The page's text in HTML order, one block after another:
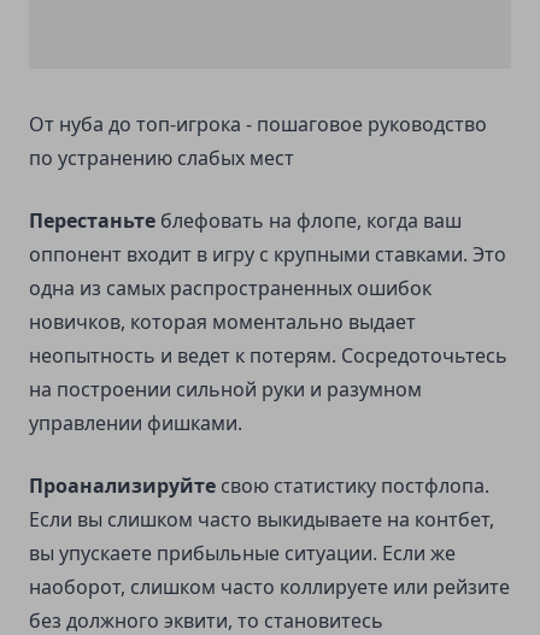
От нуба до топ-игрока - пошаговое руководство
по устранению слабых мест
Перестаньте блефовать на флопе, когда ваш
оппонент входит в игру с крупными ставками. Это
одна из самых распространенных ошибок
новичков, которая моментально выдает
неопытность и ведет к потерям. Сосредоточьтесь
на построении сильной руки и разумном
управлении фишками.
Проанализируйте свою статистику постфлопа.
Если вы слишком часто выкидываете на контбет,
вы упускаете прибыльные ситуации. Если же
наоборот, слишком часто коллируете или рейзите
без должного эквити, то становитесь